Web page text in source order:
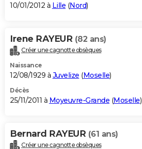
10/01/2012 à Lille (Nord)
Irene RAYEUR (82 ans)
Créer une cagnotte obsèques
Naissance
12/08/1929 à Juvelize (Moselle)
Décès
25/11/2011 à Moyeuvre-Grande (Moselle)
Bernard RAYEUR (61 ans)
Créer une cagnotte obsèques